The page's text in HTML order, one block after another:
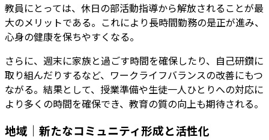
教員にとっては、休日の部活動指導から解放されることが最
大のメリットである。これにより長時間勤務の是正が進み、
心身の健康を保ちやすくなる。
さらに、週末に家族と過ごす時間を確保したり、自己研鑽に
取り組んだりするなど、ワークライフバランスの改善にもつ
ながる。結果として、授業準備や生徒一人ひとりへの対応に
より多くの時間を確保でき、教育の質の向上も期待される。
地域｜新たなコミュニティ形成と活性化